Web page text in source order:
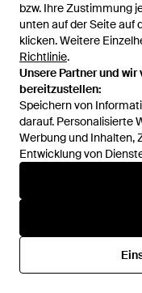
bzw. Ihre Zustimmung
unten auf der Seite auf
klicken. Weitere
Richtlinie.
Unsere Partner und
bereitzustellen:
Speichern von
darauf. Personalisierte
Werbung und Inhalten,
Entwicklung von
bzw. Ihre Zustimmung
unten auf der Seite auf
klicken. Weitere
Richtlinie.
Unsere Partner und
bereitzustellen:
Speichern von
darauf. Personalisierte
Werbung und Inhalten,
Entwicklung von
2.459 €
Einreihiger Anzug -